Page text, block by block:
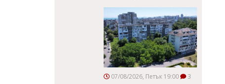
07/08/2026, Петък 19:00 3